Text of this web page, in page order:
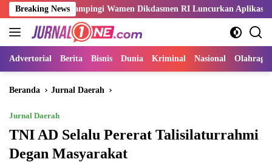
Langsung
ke
konten
Breaking News
Dampingi Wamen Dikdasmen RI Luncurkan Aplikasi Bungo Pintar
Advertorial Berita Bisnis Dunia Kriminal Nasional Olahraga
Beranda Jurnal Daerah
Jurnal Daerah
TNI AD Selalu Pererat Talisilaturrahmi
Degan Masyarakat